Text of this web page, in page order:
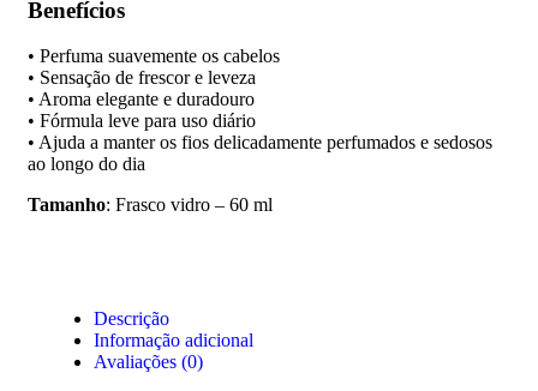
Benefícios
• Perfuma suavemente os cabelos
• Sensação de frescor e leveza
• Aroma elegante e duradouro
• Fórmula leve para uso diário
• Ajuda a manter os fios delicadamente perfumados e sedosos
ao longo do dia
Tamanho: Frasco vidro – 60 ml
Descrição
Informação adicional
Avaliações (0)